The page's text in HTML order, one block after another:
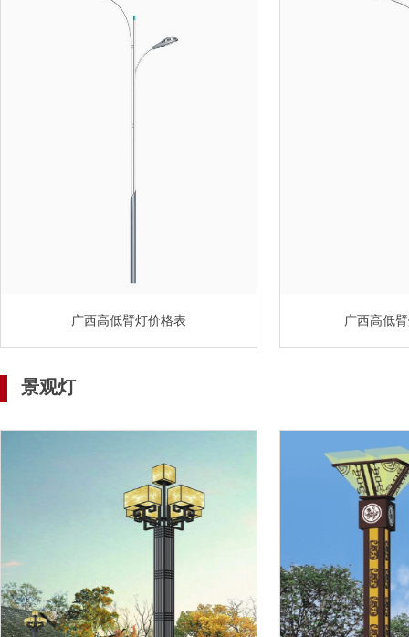
广西高低臂灯价格表 广西高低
景观灯